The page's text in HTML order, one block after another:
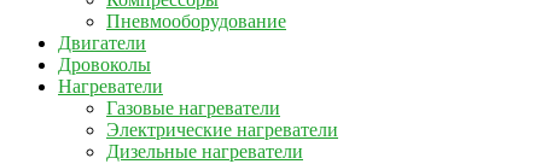
Пневмооборудование
Двигатели
Дровоколы
Нагреватели
Газовые нагреватели
Электрические нагреватели
Дизельные нагреватели